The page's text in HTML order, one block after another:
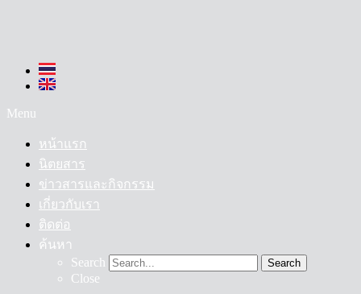
Menu
หน้าแรก
นิตยสาร
ข่าวสารและกิจกรรม
เกี่ยวกับเรา
ติดต่อ
ค้นหา
Search
Search
Close